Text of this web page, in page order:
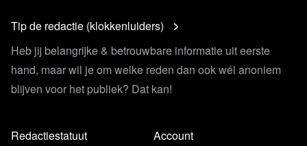
Tip de redactie (klokkenluiders)
Heb jij belangrijke & betrouwbare informatie uit eerste
hand, maar wil je om welke reden dan ook wél anoniem
blijven voor het publiek? Dat kan!
Redactiestatuut
Account